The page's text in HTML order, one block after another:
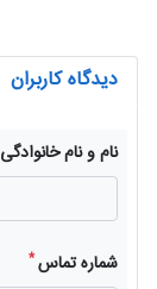
دیدگاه کاربران
نام و نام خانوادگی
شماره تماس*